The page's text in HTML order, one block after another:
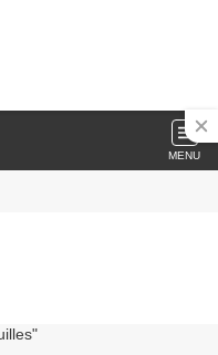
MENU